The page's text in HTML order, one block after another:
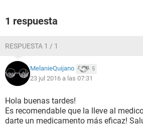
1 respuesta
RESPUESTA 1 / 1
MelanieQuijano 5
23 jul 2016 a las 07:31
Hola buenas tardes!
Es recomendable que la lleve al
darte un medicamento más eficaz!